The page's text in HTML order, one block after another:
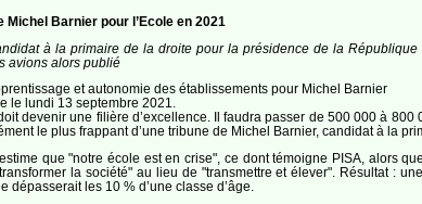
Michel Barnier pour l’Ecole en 2021
à la primaire de la droite pour la présidence de la
avions alors publié
et autonomie des établissements pour Michel Barnier
le lundi 13 septembre 2021.
devenir une filière d’excellence. Il faudra passer de 500 000 à
le plus frappant d’une tribune de Michel Barnier, candidat à la
estime que "notre école est en crise", ce dont témoigne PISA, alors
la société" au lieu de "transmettre et élever". Résultat :
dépasserait les 10 % d’une classe d’âge.